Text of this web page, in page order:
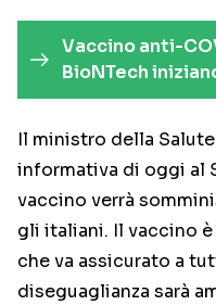
Vaccino anti-
BioNTech
Il ministro della
informativa di oggi al
vaccino verrà
gli italiani. Il vaccino
che va assicurato a
diseguaglianza sarà